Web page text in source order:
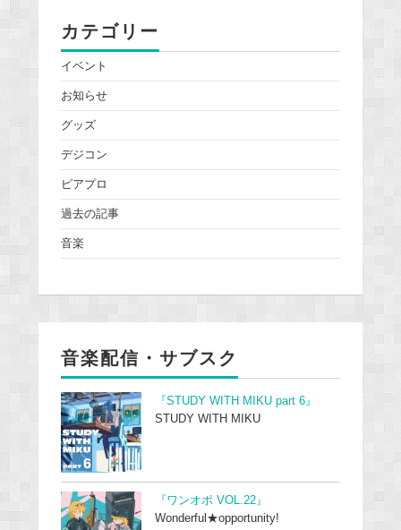
カテゴリー
イベント
お知らせ
グッズ
デジコン
ピアプロ
過去の記事
音楽
音楽配信・サブスク
『STUDY WITH MIKU part 6』
STUDY WITH MIKU
『ワンオポ VOL.22』
Wonderful★opportunity!